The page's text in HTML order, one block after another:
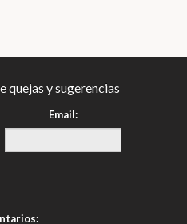
quejas y sugerencias
Email: